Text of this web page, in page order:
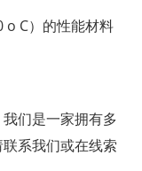
o C）的性能材料
们是一家拥有多
系我们或在线索